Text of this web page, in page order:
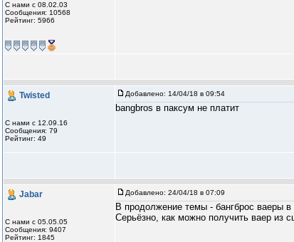
С нами с 08.02.03
Сообщения: 10568
Рейтинг: 5966
Twisted
С нами с 12.09.16
Сообщения: 79
Рейтинг: 49
Добавлено: 14/04/18 в 09:54
bangbros в паксум не платит
Jabar
С нами с 05.05.05
Сообщения: 9407
Рейтинг: 1845
Добавлено: 24/04/18 в 07:09
В продолжение темы - бангброс ваеры
Серьёзно, как можно получить ваер из